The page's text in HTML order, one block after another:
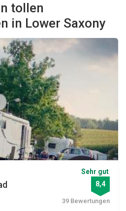
tollen
in Lower Saxony
8,4
Sehr gut
39 Bewertungen